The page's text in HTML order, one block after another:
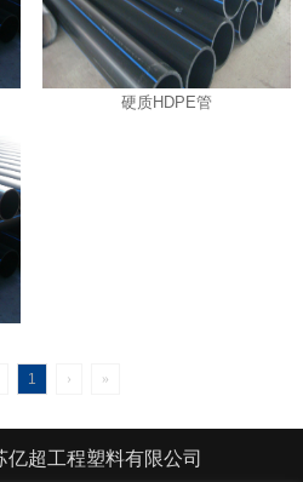
硬质HDPE管
1 › »
超工程塑料有限公司